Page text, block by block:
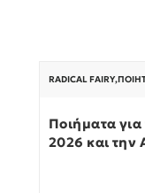
RADICAL FAIRY,
Ποιήματα
2026 και την